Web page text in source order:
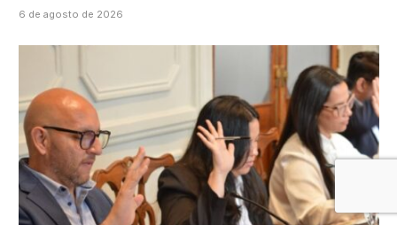
6 de agosto de 2026